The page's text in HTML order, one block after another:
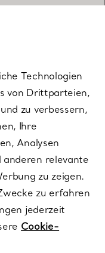
Technologien
von Drittparteien,
zu verbessern,
Ihre
Analysen
anderen relevante
zu zeigen.
zu erfahren
jederzeit
Cookie-